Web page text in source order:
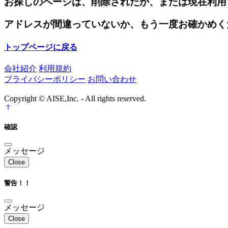
アドレスが間違っていないか、もう一度お確かめ
トップページに戻る
会社紹介 利用規約
プライバシーポリシー お問い合わせ
Copyright © AISE,Inc. - All rights reserved.
確認
メッセージ
Close
警告！！
メッセージ
Close